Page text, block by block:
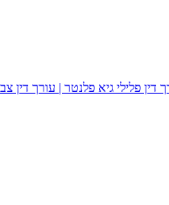
דין פלילי גיא פלנטר | עורך דין